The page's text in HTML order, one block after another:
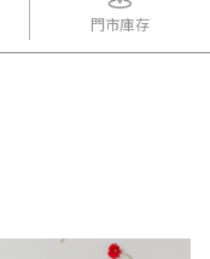
門市庫存